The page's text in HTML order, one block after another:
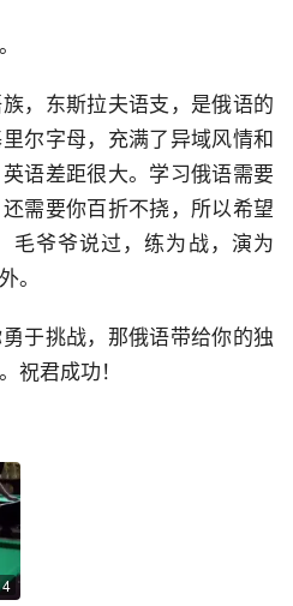
，东斯拉夫语支，是俄语的
尔字母，充满了异域风情和
语差距很大。学习俄语需要
需要你百折不挠，所以希望
毛爷爷说过，练为战，演为
。
于挑战，那俄语带给你的独
祝君成功！